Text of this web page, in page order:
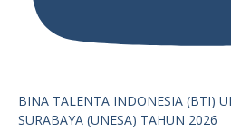
BINA TALENTA INDONESIA (BTI)
SURABAYA (UNESA) TAHUN 2026